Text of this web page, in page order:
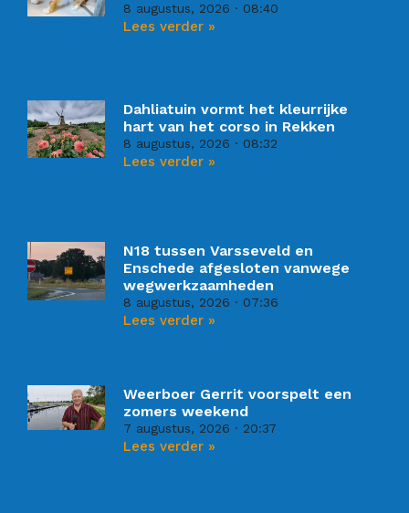
8 augustus, 2026 08:40
Lees verder »
Dahliatuin vormt het kleurrijke
hart van het corso in Rekken
8 augustus, 2026 08:32
Lees verder »
N18 tussen Varsseveld en
Enschede afgesloten vanwege
wegwerkzaamheden
8 augustus, 2026 07:36
Lees verder »
Weerboer Gerrit voorspelt een
zomers weekend
7 augustus, 2026 20:37
Lees verder »